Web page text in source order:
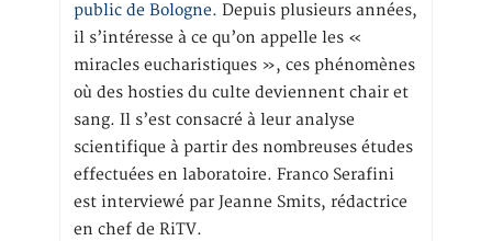
public de Bologne. Depuis plusieurs années,
il s’intéresse à ce qu’on appelle les «
miracles eucharistiques », ces phénomènes
où des hosties du culte deviennent chair et
sang. Il s’est consacré à leur analyse
scientifique à partir des nombreuses études
effectuées en laboratoire. Franco Serafini
est interviewé par Jeanne Smits, rédactrice
en chef de RiTV.